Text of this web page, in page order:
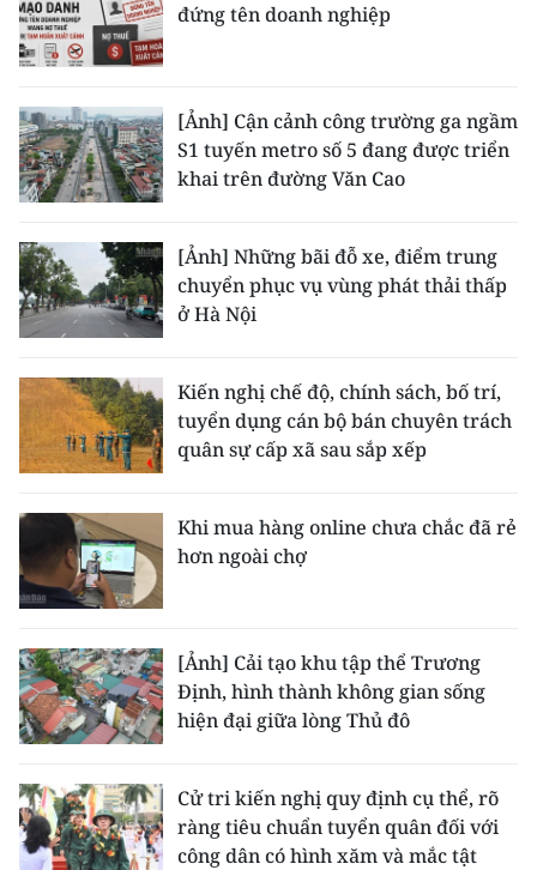
Bắc Trung Bộ
Nguyên
Đông Nam Bộ
Chuyên trang Hà Nội
Chuyên trang TP. Hồ Chí Minh
CHUYÊN ĐỀ
CÁC CHUYÊN TRANG
VỀ BÁO NHÂN DÂN
THỜI NAY
NHÂN DÂN HẰNG THÁNG
MUA BÁO
ĐỌC BÁO IN
đứng tên doanh nghiệp
[Ảnh] Cận cảnh công trường ga ngầm
S1 tuyến metro số 5 đang được triển
khai trên đường Văn Cao
[Ảnh] Những bãi đỗ xe, điểm trung
chuyển phục vụ vùng phát thải thấp
ở Hà Nội
Kiến nghị chế độ, chính sách, bố trí,
tuyển dụng cán bộ bán chuyên trách
quân sự cấp xã sau sắp xếp
Khi mua hàng online chưa chắc đã rẻ
hơn ngoài chợ
[Ảnh] Cải tạo khu tập thể Trương
Định, hình thành không gian sống
hiện đại giữa lòng Thủ đô
Cử tri kiến nghị quy định cụ thể, rõ
ràng tiêu chuẩn tuyển quân đối với
công dân có hình xăm và mắc tật